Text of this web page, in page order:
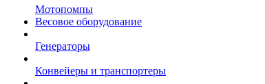
Мотопомпы
Весовое оборудование
Генераторы
Конвейеры и транспортеры